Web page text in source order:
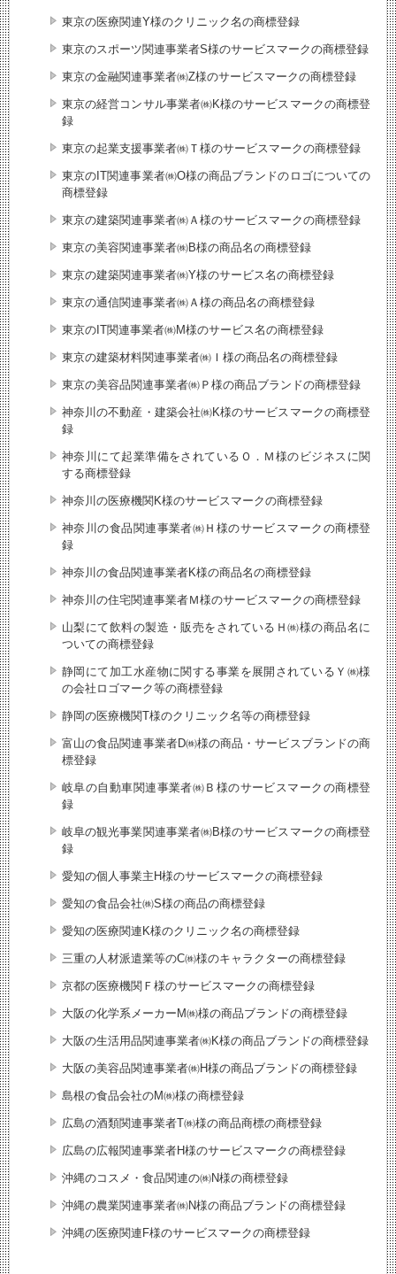
東京の医療関連Y様のクリニック名の商標登録
東京のスポーツ関連事業者S様のサービスマークの商標登録
東京の金融関連事業者㈱Z様のサービスマークの商標登録
東京の経営コンサル事業者㈱K様のサービスマークの商標登
録
東京の起業支援事業者㈱Ｔ様のサービスマークの商標登録
東京のIT関連事業者㈱O様の商品ブランドのロゴについての
商標登録
東京の建築関連事業者㈱Ａ様のサービスマークの商標登録
東京の美容関連事業者㈱B様の商品名の商標登録
東京の建築関連事業者㈱Y様のサービス名の商標登録
東京の通信関連事業者㈱Ａ様の商品名の商標登録
東京のIT関連事業者㈱M様のサービス名の商標登録
東京の建築材料関連事業者㈱Ｉ様の商品名の商標登録
東京の美容品関連事業者㈱Ｐ様の商品ブランドの商標登録
神奈川の不動産・建築会社㈱K様のサービスマークの商標登
録
神奈川にて起業準備をされているＯ．Ｍ様のビジネスに関
する商標登録
神奈川の医療機関K様のサービスマークの商標登録
神奈川の食品関連事業者㈱Ｈ様のサービスマークの商標登
録
神奈川の食品関連事業者K様の商品名の商標登録
神奈川の住宅関連事業者Ｍ様のサービスマークの商標登録
山梨にて飲料の製造・販売をされているＨ㈱様の商品名に
ついての商標登録
静岡にて加工水産物に関する事業を展開されているＹ㈱様
の会社ロゴマーク等の商標登録
静岡の医療機関T様のクリニック名等の商標登録
富山の食品関連事業者D㈱様の商品・サービスブランドの商
標登録
岐阜の自動車関連事業者㈱Ｂ様のサービスマークの商標登
録
岐阜の観光事業関連事業者㈱B様のサービスマークの商標登
録
愛知の個人事業主H様のサービスマークの商標登録
愛知の食品会社㈱S様の商品の商標登録
愛知の医療関連K様のクリニック名の商標登録
三重の人材派遣業等のC㈱様のキャラクターの商標登録
京都の医療機関Ｆ様のサービスマークの商標登録
大阪の化学系メーカーM㈱様の商品ブランドの商標登録
大阪の生活用品関連事業者㈱K様の商品ブランドの商標登録
大阪の美容品関連事業者㈱H様の商品ブランドの商標登録
島根の食品会社のM㈱様の商標登録
広島の酒類関連事業者T㈱様の商品商標の商標登録
広島の広報関連事業者H様のサービスマークの商標登録
沖縄のコスメ・食品関連の㈱N様の商標登録
沖縄の農業関連事業者㈱N様の商品ブランドの商標登録
沖縄の医療関連F様のサービスマークの商標登録